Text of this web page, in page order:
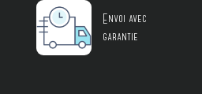
Envoi avec
garantie